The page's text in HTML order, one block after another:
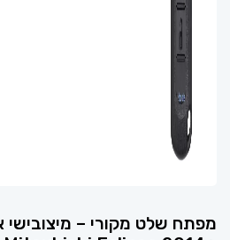
מפתח שלט מקורי – מיצובישי